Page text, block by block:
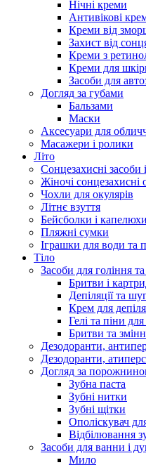
Нічні креми
Антивікові
Креми від
Захист від
Креми з
Креми для
Засоби для
Догляд за губами
Бальзами
Маски
Аксесуари для
Масажери і ролики
Літо
Сонцезахисні засоби
Жіночі сонцезахисні
Чохли для окулярів
Літнє взуття
Бейсболки і капелюхи
Пляжні сумки
Іграшки для води та
Тіло
Засоби для гоління та
Бритви і
Депіляції та
Крем для
Гелі та піни
Бритви та
Дезодоранти,
Дезодоранти,
Догляд за
Зубна паста
Зубні нитки
Зубні щітки
Ополіскувач
Відбілювання
Засоби для ванни і
Мило